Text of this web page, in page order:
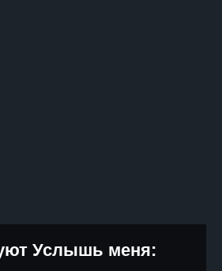
Услышь меня: